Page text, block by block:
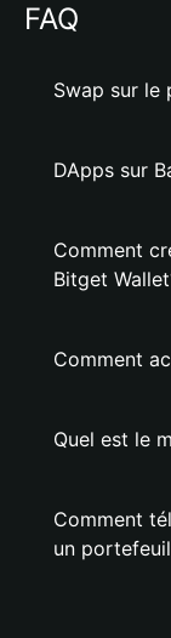
FAQ
Swap sur le
DApps sur
Comment
Bitget
Comment
Quel est le
Comment
un